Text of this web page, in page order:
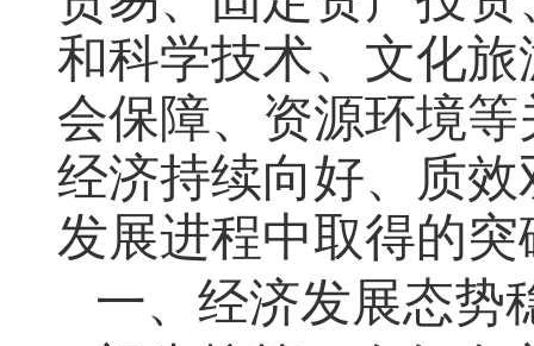
和科学技术、文化
会保障、资源环境
经济持续向好、质
发展进程中取得的
一、经济发展态势